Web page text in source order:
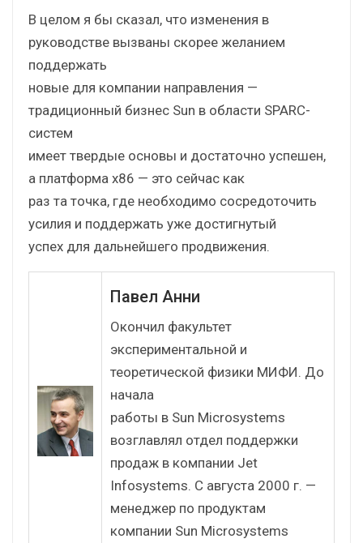
В целом я бы сказал, что изменения в
руководстве вызваны скорее желанием
поддержать
новые для компании направления —
традиционный бизнес Sun в области SPARC-
систем
имеет твердые основы и достаточно успешен,
а платформа х86 — это сейчас как
раз та точка, где необходимо сосредоточить
усилия и поддержать уже достигнутый
успех для дальнейшего продвижения.
Павел Анни
Окончил факультет
экспериментальной и
теоретической физики МИФИ. До
начала
работы в Sun Microsystems
возглавлял отдел поддержки
продаж в компании Jet
Infosystems. С августа 2000 г. —
менеджер по продуктам
компании Sun Microsystems